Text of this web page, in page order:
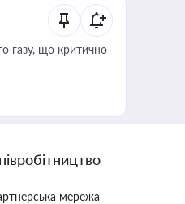
газу, що критично
мережа